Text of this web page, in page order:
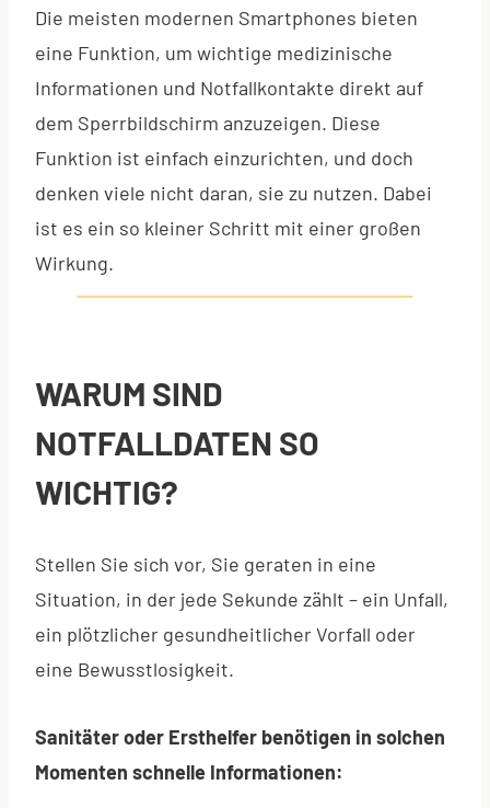
Die meisten modernen Smartphones bieten
eine Funktion, um wichtige medizinische
Informationen und Notfallkontakte direkt auf
dem Sperrbildschirm anzuzeigen. Diese
Funktion ist einfach einzurichten, und doch
denken viele nicht daran, sie zu nutzen. Dabei
ist es ein so kleiner Schritt mit einer großen
Wirkung.
WARUM SIND
NOTFALLDATEN SO
WICHTIG?
Stellen Sie sich vor, Sie geraten in eine
Situation, in der jede Sekunde zählt – ein Unfall,
ein plötzlicher gesundheitlicher Vorfall oder
eine Bewusstlosigkeit.
Sanitäter oder Ersthelfer benötigen in solchen
Momenten schnelle Informationen: